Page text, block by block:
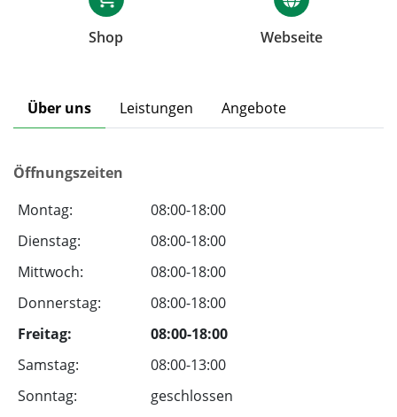
Shop Webseite
Über uns Leistungen Angebote
Öffnungszeiten
Montag:
08:00-18:00
Dienstag:
08:00-18:00
Mittwoch:
08:00-18:00
Donnerstag:
08:00-18:00
Freitag:
08:00-18:00
Samstag:
08:00-13:00
Sonntag:
geschlossen